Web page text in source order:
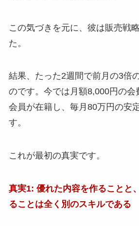
この気づきを元に、彼は販売戦
た。
結果、たった2週間で前月の3倍
のです。今では月額8,000円の会
会員が在籍し、毎月80万円の安
す。
これが最初の真実です。
真実1: 優れた内容を作ることと
ることは全く別のスキルである